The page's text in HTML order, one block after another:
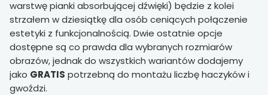
warstwę pianki absorbującej dźwięki) będzie z kolei
strzałem w dziesiątkę dla osób ceniących połączenie
estetyki z funkcjonalnością. Dwie ostatnie opcje
dostępne są co prawda dla wybranych rozmiarów
obrazów, jednak do wszystkich wariantów dodajemy
jako GRATIS potrzebną do montażu liczbę haczyków i
gwoździ.